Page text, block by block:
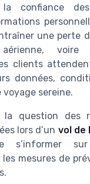
confiance
une perte
voire
clients
données,
sereine.
la question des
lors d’un vol de
sur
mesures de